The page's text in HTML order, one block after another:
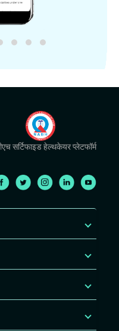
सर्टिफाइड हेल्थकेयर प्लेटफॉर्म